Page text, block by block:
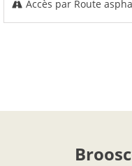
Accès par Route